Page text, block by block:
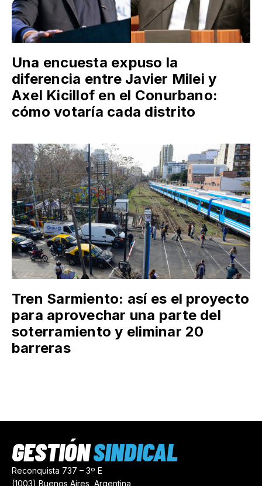
Una encuesta expuso la
diferencia entre Javier Milei y
Axel Kicillof en el Conurbano:
cómo votaría cada distrito
Tren Sarmiento: así es el proyecto
para aprovechar una parte del
soterramiento y eliminar 20
barreras
Reconquista 737 – 3º E
(1003) Buenos Aires, Argentina
GESTIÓNSINDICAL